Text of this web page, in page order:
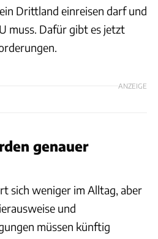
Drittland einreisen darf und
muss. Dafür gibt es jetzt
ANZEIGE
genauer
sich weniger im Alltag, aber
und
müssen künftig